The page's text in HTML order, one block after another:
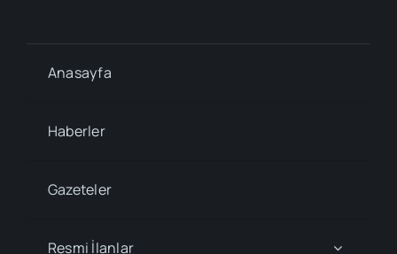
Anasayfa
Haberler
Gazeteler
Resmi İlanlar